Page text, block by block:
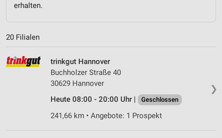
erhalten.
20 Filialen
❯
trinkgut Hannover
Buchholzer Straße 40
30629 Hannover
Heute 08:00 - 20:00 Uhr |
Geschlossen
241,66 km • Angebote: 1 Prospekt